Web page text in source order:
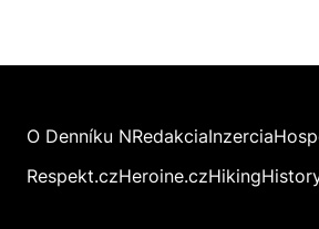
O Denníku NRedakciaInzercia
Respekt.czHeroine.czHiking